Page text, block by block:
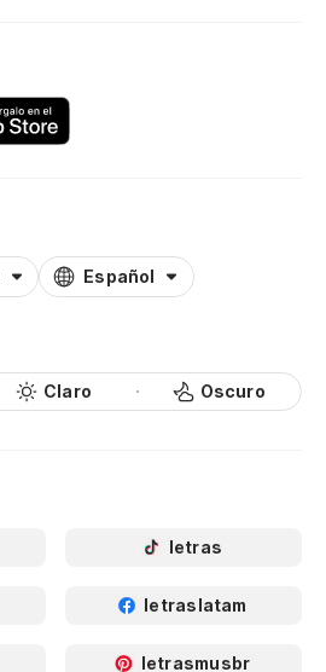
Español
Claro Oscuro
letras
letraslatam
letrasmusbr